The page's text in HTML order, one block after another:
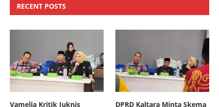
RECENT POSTS
Vamelia Kritik Juknis
DPRD Kaltara Minta Skema